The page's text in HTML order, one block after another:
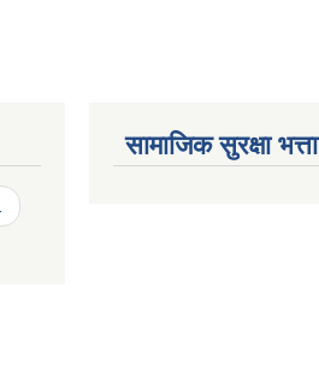
सामाजिक सुरक्षा भत्ता